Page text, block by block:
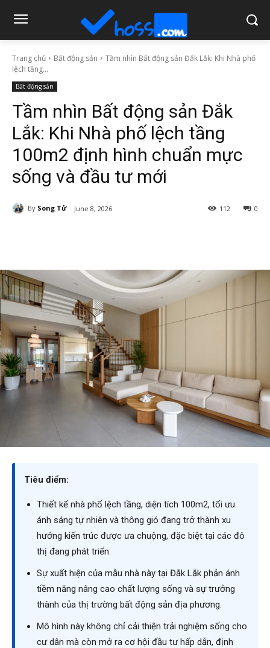
Trang chủ Bất động sản
Tầm nhìn Bất động sản Đắk Lắk: Khi Nhà phố
lệch tầng...
Bất động sản
Tầm nhìn Bất động sản Đắk
Lắk: Khi Nhà phố lệch tầng
100m2 định hình chuẩn mực
sống và đầu tư mới
By Song Tử June 8, 2026 0
112
Tiêu điểm:
Thiết kế nhà phố lệch tầng, diện tích 100m2, tối ưu
ánh sáng tự nhiên và thông gió đang trở thành xu
hướng kiến trúc được ưa chuộng, đặc biệt tại các đô
thị đang phát triển.
Sự xuất hiện của mẫu nhà này tại Đắk Lắk phản ánh
tiềm năng nâng cao chất lượng sống và sự trưởng
thành của thị trường bất động sản địa phương.
Mô hình này không chỉ cải thiện trải nghiệm sống cho
cư dân mà còn mở ra cơ hội đầu tư hấp dẫn, định